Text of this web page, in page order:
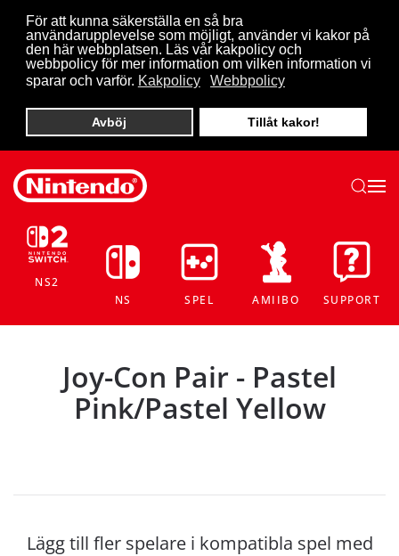
För att kunna säkerställa en så bra
användarupplevelse som möjligt, använder vi kakor på
den här webbplatsen. Läs vår kakpolicy och
webbpolicy för mer information om vilken information vi
sparar och varför. Kakpolicy Webbpolicy
Avböj Tillåt kakor!
Skip to main content
NS2
NS
SPEL AMIIBO SUPPORT
Joy-Con Pair - Pastel
Pink/Pastel Yellow
Lägg till fler spelare i kompatibla spel med